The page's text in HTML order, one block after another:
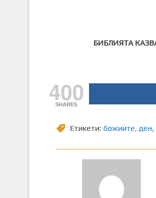
БИБЛИЯТА
400
SHARES
Етикети: божиите, ден,